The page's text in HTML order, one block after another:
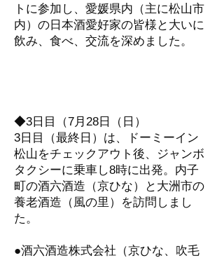
トに参加し、愛媛県内（主に松山市
内）の日本酒愛好家の皆様と大いに
飲み、食べ、交流を深めました。
◆3日目（7月28日（日）
3日目（最終日）は、ドーミーイン
松山をチェックアウト後、ジャンボ
タクシーに乗車し8時に出発。内子
町の酒六酒造（京ひな）と大洲市の
養老酒造（風の里）を訪問しまし
た。
●酒六酒造株式会社（京ひな、吹毛